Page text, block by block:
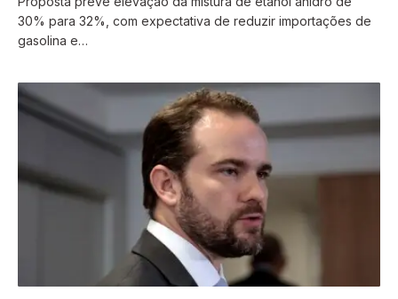
30% para 32%, com expectativa de reduzir importações de
gasolina e…